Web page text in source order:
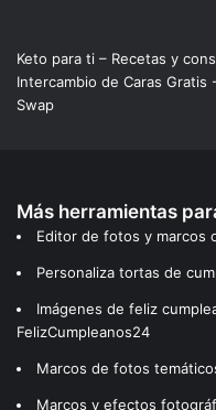
Keto para ti – Recetas y
Intercambio de Caras
Swap
Más herramientas
Editor de fotos y marcos
Personaliza tortas de
Imágenes de feliz
FelizCumpleanos24
Marcos de fotos
Marcos y efectos